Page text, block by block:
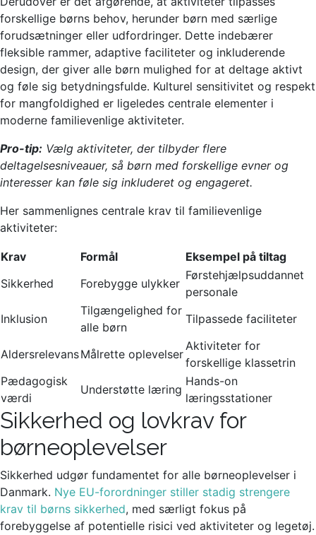
forskellige børns behov, herunder børn med særlige
forudsætninger eller udfordringer. Dette indebærer
fleksible rammer, adaptive faciliteter og inkluderende
design, der giver alle børn mulighed for at deltage aktivt
og føle sig betydningsfulde. Kulturel sensitivitet og respekt
for mangfoldighed er ligeledes centrale elementer i
moderne familievenlige aktiviteter.
Pro-tip: Vælg aktiviteter, der tilbyder flere
deltagelsesniveauer, så børn med forskellige evner og
interesser kan føle sig inkluderet og engageret.
Her sammenlignes centrale krav til familievenlige
aktiviteter:
Krav Formål
Eksempel på tiltag
Sikkerhed
Forebygge ulykker
Førstehjælpsuddannet
personale
Inklusion
Tilgængelighed for
alle børn
Tilpassede faciliteter
AldersrelevansMålrette oplevelser
Aktiviteter for
forskellige klassetrin
Pædagogisk
værdi
Understøtte læring
Hands-on
læringsstationer
Sikkerhed og lovkrav for
børneoplevelser
Sikkerhed udgør fundamentet for alle børneoplevelser i
Danmark. Nye EU-forordninger stiller stadig strengere
krav til børns sikkerhed, med særligt fokus på
forebyggelse af potentielle risici ved aktiviteter og legetøj.